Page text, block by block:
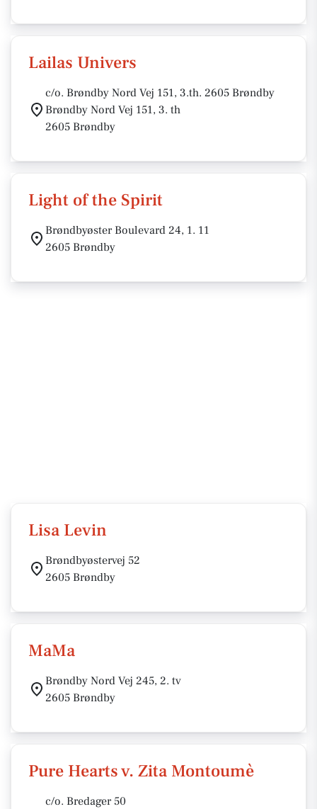
Lailas Univers
c/o. Brøndby Nord Vej 151, 3.th. 2605 Brøndby
Brøndby Nord Vej 151, 3. th
2605 Brøndby
Light of the Spirit
Brøndbyøster Boulevard 24, 1. 11
2605 Brøndby
Lisa Levin
Brøndbyøstervej 52
2605 Brøndby
MaMa
Brøndby Nord Vej 245, 2. tv
2605 Brøndby
Pure Hearts v. Zita Montoumè
c/o. Bredager 50